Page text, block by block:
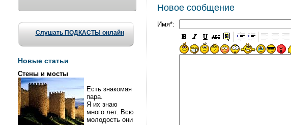
Слушать ПОДКАСТЫ онлайн
Новые статьи
Стены и мосты
Есть знакомая
пара.
Я их знаю
много лет. Всю
молодость они
Новое сообщение
Имя*: